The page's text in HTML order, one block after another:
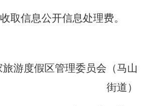
取信息公开信息处理费。
游度假区管理委员会（马山
街道）